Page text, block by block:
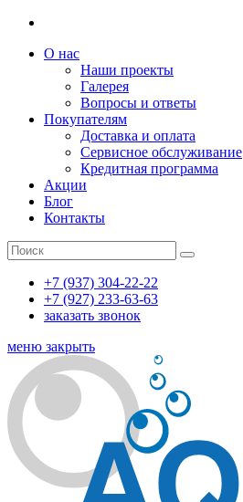
О нас
Наши проекты
Галерея
Вопросы и ответы
Покупателям
Доставка и оплата
Сервисное обслуживание
Кредитная программа
Акции
Блог
Контакты
+7 (937) 304-22-22
+7 (927) 233-63-63
заказать звонок
меню закрыть